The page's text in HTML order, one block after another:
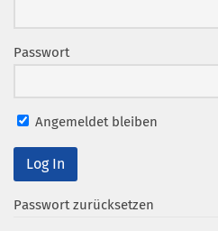
Passwort
Angemeldet bleiben
Passwort zurücksetzen